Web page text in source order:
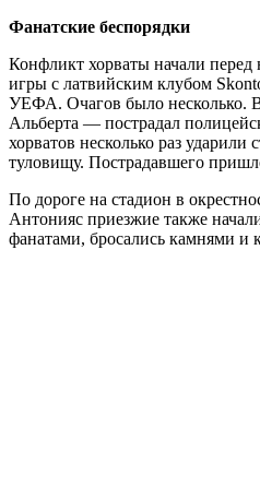
Фанатские беспорядки
Конфликт хорваты начали перед
игры с латвийским клубом
УЕФА. Очагов было несколько.
Альберта — пострадал
хорватов несколько раз
туловищу. Пострадавшего
По дороге на стадион в
Антонияс приезжие также
фанатами, бросались камнями и